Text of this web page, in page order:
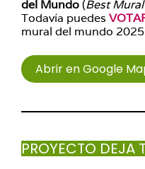
del Mundo(Best
Todavía puedes
mural del mundo 2025
Abrir en Google
PROYECTO DEJA